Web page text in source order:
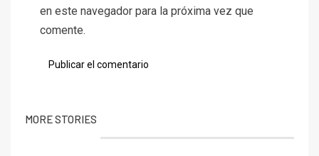
en este navegador para la próxima vez que
comente.
MORE STORIES